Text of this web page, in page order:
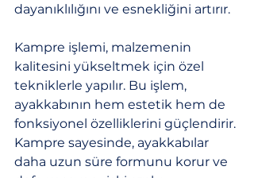
dayanıklılığını ve esnekliğini artırır.
Kampre işlemi, malzemenin
kalitesini yükseltmek için özel
tekniklerle yapılır. Bu işlem,
ayakkabının hem estetik hem de
fonksiyonel özelliklerini güçlendirir.
Kampre sayesinde, ayakkabılar
daha uzun süre formunu korur ve